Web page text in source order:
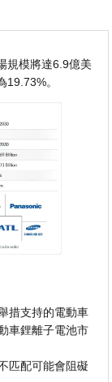
規模將達6.9億美
。
措支持的電動車
車鋰離子電池市
匹配可能會阻礙